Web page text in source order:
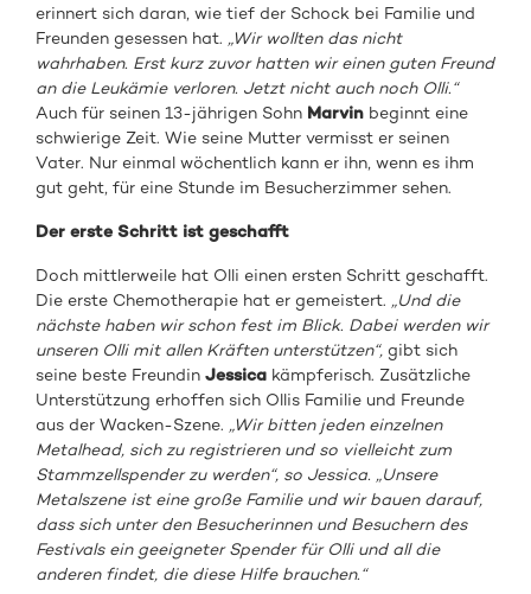
erinnert sich daran, wie tief der Schock bei Familie und
Freunden gesessen hat. „Wir wollten das nicht
wahrhaben. Erst kurz zuvor hatten wir einen guten Freund
an die Leukämie verloren. Jetzt nicht auch noch Olli.“
Auch für seinen 13-jährigen Sohn Marvin beginnt eine
schwierige Zeit. Wie seine Mutter vermisst er seinen
Vater. Nur einmal wöchentlich kann er ihn, wenn es ihm
gut geht, für eine Stunde im Besucherzimmer sehen.
Der erste Schritt ist geschafft
Doch mittlerweile hat Olli einen ersten Schritt geschafft.
Die erste Chemotherapie hat er gemeistert. „Und die
nächste haben wir schon fest im Blick. Dabei werden wir
unseren Olli mit allen Kräften unterstützen“, gibt sich
seine beste FreundinJessica kämpferisch. Zusätzliche
Unterstützung erhoffen sich Ollis Familie und Freunde
aus der Wacken-Szene. „Wir bitten jeden einzelnen
Metalhead, sich zu registrieren und so vielleicht zum
Stammzellspender zu werden“, so Jessica. „Unsere
Metalszene ist eine große Familie und wir bauen darauf,
dass sich unter den Besucherinnen und Besuchern des
Festivals ein geeigneter Spender für Olli und all die
anderen findet, die diese Hilfe brauchen.“